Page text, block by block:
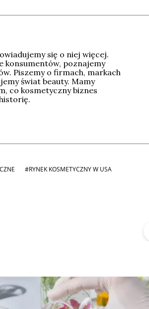
się o niej więcej.
konsumentów, poznajemy
Piszemy o firmach, markach
świat beauty. Mamy
co kosmetyczny biznes
#RYNEK KOSMETYCZNY W USA